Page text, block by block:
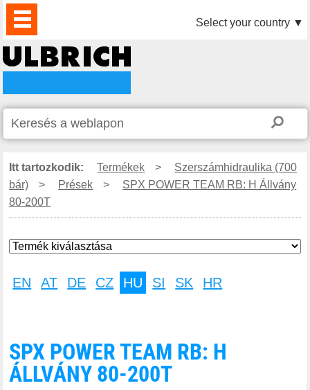
TERMÉKEK
HÍREK
LETÖLTÉS
VIDEÓK
PARTNEREINK
RÓLUNK
KAPCSOLAT Select your country ▼
Itt tartozkodik: Termékek >
Szerszámhidraulika (700
bár)
> Prések >
SPX POWER TEAM RB: H Állvány
80-200T
EN AT DE CZ HU SI SK HR
SPX POWER TEAM RB: H
ÁLLVÁNY 80-200T